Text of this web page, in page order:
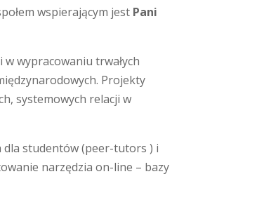
wspierającym jest Pani
wypracowaniu trwałych
Projekty
systemowych relacji w
dla studentów (peer-tutors ) i
narzędzia on-line – bazy